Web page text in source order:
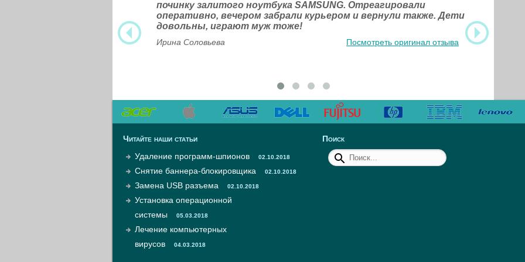
починку залитого ноутбука SAMSUNG. Отреагировали
оперативно, вечером забрали курьером и вернули также. Дети
довольны, играют муж тоже!
Ирина Соловьева Посмотреть оригинал отзыва
Читайте наши статьи
Удаление программ-шпионов
02.10.2018
Снятие баннера-блокировщика 02.10.2018
Замена USB разъема 02.10.2018
Установка операционной
системы
05.03.2018
Лечение компьютерных
вирусов
04.03.2018
Поиск